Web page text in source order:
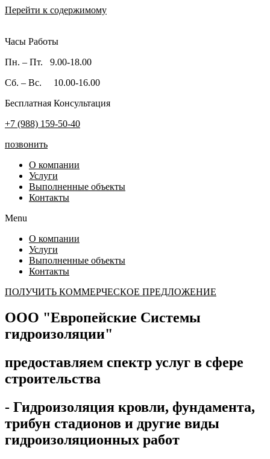
Перейти к содержимому
Часы Работы
Пн. – Пт. 9.00-18.00
Сб. – Вс. 10.00-16.00
Бесплатная Консультация
+7 (988) 159-50-40
позвонить
О компании
Услуги
Выполненные объекты
Контакты
Menu
О компании
Услуги
Выполненные объекты
Контакты
ПОЛУЧИТЬ КОММЕРЧЕСКОЕ ПРЕДЛОЖЕНИЕ
ООО "Европейские Системы
гидроизоляции"
предоставляем спектр услуг в сфере
строительства
- Гидроизоляция кровли, фундамента,
трибун стадионов и другие виды
гидроизоляционных работ